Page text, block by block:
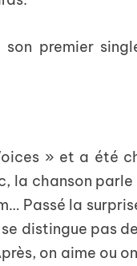
son premier
» et a été
la chanson
Passé la
distingue pas
on aime ou